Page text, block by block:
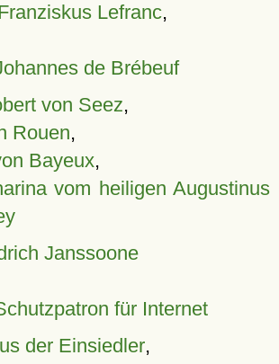
Lefranc,
de Brébeuf
von Seez,
Rouen,
Bayeux,
vom heiligen Augustinus
Janssoone
für Internet
der Einsiedler,